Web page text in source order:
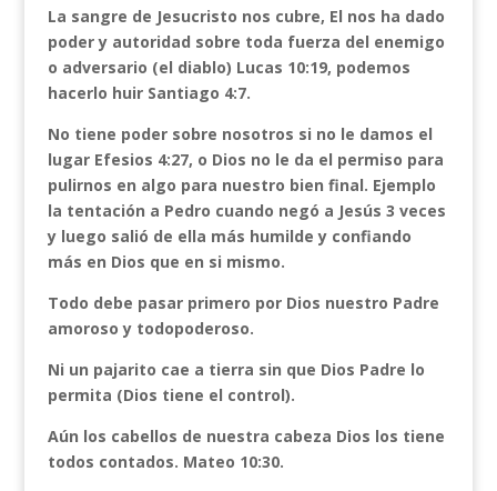
La sangre de Jesucristo nos cubre, El nos ha dado
poder y autoridad sobre toda fuerza del enemigo
o adversario (el diablo) Lucas 10:19, podemos
hacerlo huir Santiago 4:7.
No tiene poder sobre nosotros si no le damos el
lugar Efesios 4:27, o Dios no le da el permiso para
pulirnos en algo para nuestro bien final. Ejemplo
la tentación a Pedro cuando negó a Jesús 3 veces
y luego salió de ella más humilde y confiando
más en Dios que en si mismo.
Todo debe pasar primero por Dios nuestro Padre
amoroso y todopoderoso.
Ni un pajarito cae a tierra sin que Dios Padre lo
permita (Dios tiene el control).
Aún los cabellos de nuestra cabeza Dios los tiene
todos contados. Mateo 10:30.